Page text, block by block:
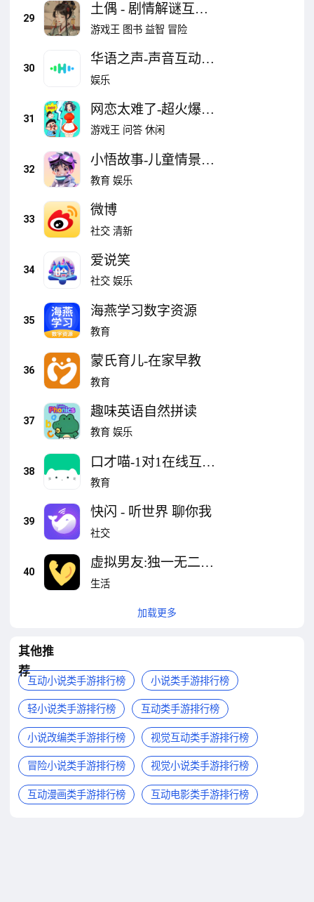
29
土偶 - 剧情解谜互动
小说游戏
游戏王 图书 益智 冒险
30
华语之声-声音互动文
化传播平台
娱乐
31
网恋太难了-超火爆聊
天话术
游戏王 问答 休闲
32
小悟故事-儿童情景模
拟互动教学平台
教育 娱乐
33
微博
社交 清新
34
爱说笑
社交 娱乐
35
海燕学习数字资源
教育
36
蒙氏育儿-在家早教
教育
37
趣味英语自然拼读
教育 娱乐
38
口才喵-1对1在线互动
辅导直播课
教育
39
快闪 - 听世界 聊你我
社交
40
虚拟男友:独一无二的
秘密AI聊天男友 24小
生活
加载更多
其他推
荐
互动小说类手游排行榜 小说类手游排行榜
轻小说类手游排行榜 互动类手游排行榜
小说改编类手游排行榜 视觉互动类手游排行榜
冒险小说类手游排行榜 视觉小说类手游排行榜
互动漫画类手游排行榜 互动电影类手游排行榜